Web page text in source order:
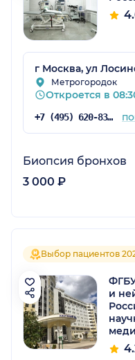
г Москва, ул
Метрогородок
Откроется в
+7 (495) 620-83-83
Биопсия бронхов
3 000 ₽
Выбор пациентов
и